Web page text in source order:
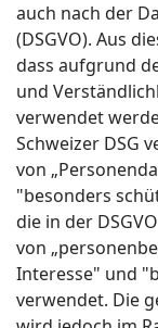
auch nach der
(DSGVO). Aus
dass aufgrund
und
verwendet
Schweizer DSG
von
"besonders
die in der
von
Interesse" und
verwendet. Die